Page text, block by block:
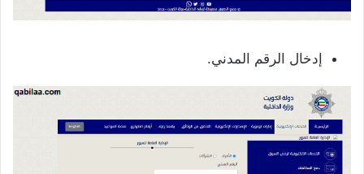
إدخال الرقم المدني.